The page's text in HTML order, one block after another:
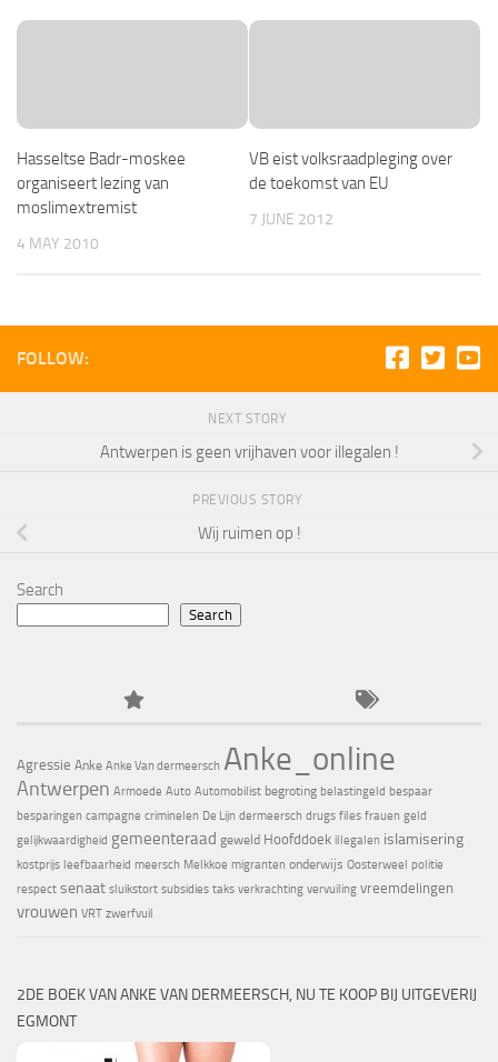
Hasseltse Badr-moskee
organiseert lezing van
moslimextremist
4 MAY 2010
VB eist volksraadpleging over
de toekomst van EU
7 JUNE 2012
FOLLOW:
NEXT STORY
Antwerpen is geen vrijhaven voor illegalen !
PREVIOUS STORY
Wij ruimen op !
Search
Search
Agressie Anke Anke Van dermeersch Anke_online
Antwerpen Armoede Auto Automobilist begroting belastingeld bespaar
besparingen campagne criminelen De Lijn dermeersch drugs files frauen geld
gelijkwaardigheid gemeenteraad geweld Hoofddoek illegalen islamisering
kostprijs leefbaarheid meersch Melkkoe migranten onderwijs Oosterweel politie
respect senaat sluikstort subsidies taks verkrachting vervuiling vreemdelingen
vrouwen VRT zwerfvuil
2DE BOEK VAN ANKE VAN DERMEERSCH, NU TE KOOP BIJ UITGEVERIJ
EGMONT